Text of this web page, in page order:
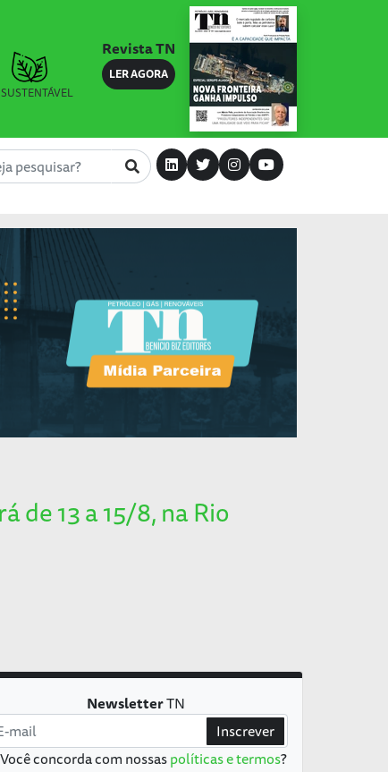
Revista TN
LER AGORA
de 13 a 15/8, na Rio
NewsletterTN
concorda com nossaspolíticas e termos?
Inscrever